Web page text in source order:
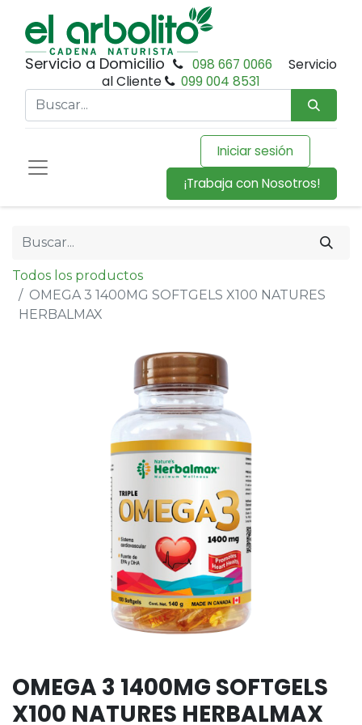
Servicio a Domicilio 098 667 0066
Servicio
al Cliente
099 004 8531
Iniciar sesión
¡Trabaja con Nosotros!
Todos los productos
OMEGA 3 1400MG SOFTGELS X100 NATURES
HERBALMAX
OMEGA 3 1400MG SOFTGELS
X100 NATURES HERBALMAX